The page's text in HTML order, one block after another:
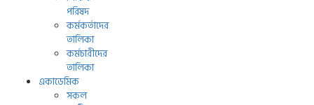
পরিষদ
কর্মকর্তাদের
তালিকা
কর্মচারীদের
তালিকা
একাডেমিক
সকল